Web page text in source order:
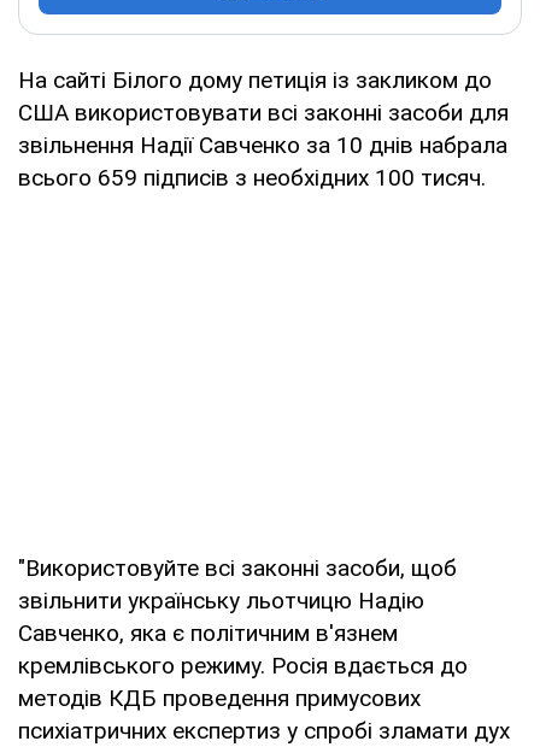
На сайті Білого дому петиція із закликом до
США використовувати всі законні засоби для
звільнення Надії Савченко за 10 днів набрала
всього 659 підписів з необхідних 100 тисяч.
"Використовуйте всі законні засоби, щоб
звільнити українську льотчицю Надію
Савченко, яка є політичним в'язнем
кремлівського режиму. Росія вдається до
методів КДБ проведення примусових
психіатричних експертиз у спробі зламати дух